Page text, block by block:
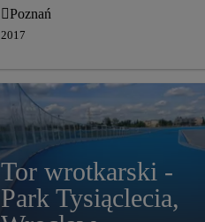
MATERIAŁY
USZCZELNIAJĄCE
DYSTRYBUCJA
2017
Poznań
2017
Tor wrotkarski -
Park Tysiąclecia,